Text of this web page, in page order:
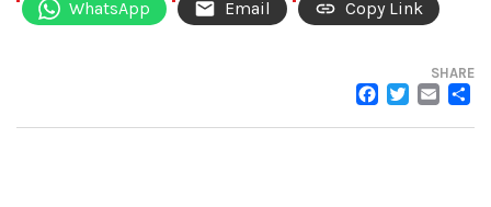
WhatsApp Email Copy Link
SHARE